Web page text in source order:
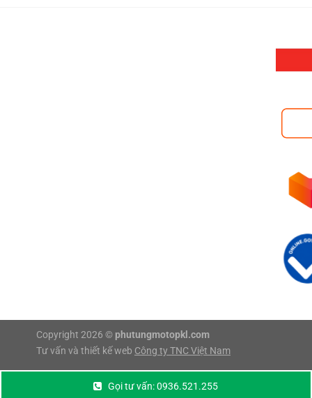
Copyright 2026 © phutungmotopkl.com
Tư vấn và thiết kế web Công ty TNC Việt Nam
Gọi tư vấn: 0936.521.255